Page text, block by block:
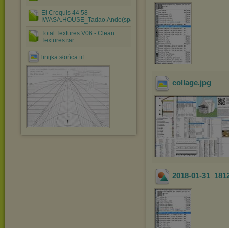
El Croquis 44 58-
IWASA.HOUSE_Tadao.Ando(spanish).rar
Total Textures V06 - Clean
Textures.rar
linijka słońca.tif
collage.jpg
2018-01-